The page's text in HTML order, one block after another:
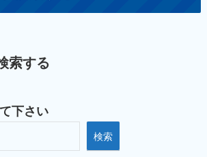
索する
下さい
検索